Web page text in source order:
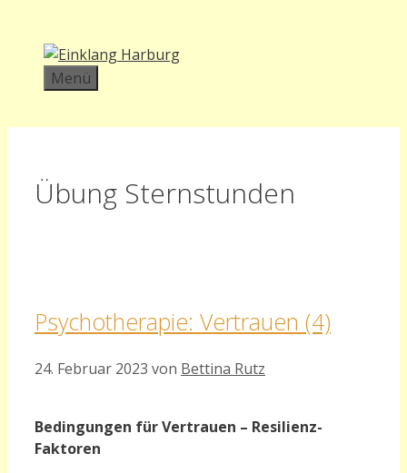
Inhalt
springen
Menü
Übung Sternstunden
Psychotherapie: Vertrauen (4)
24. Februar 2023 von Bettina Rutz
Bedingungen für Vertrauen – Resilienz-
Faktoren